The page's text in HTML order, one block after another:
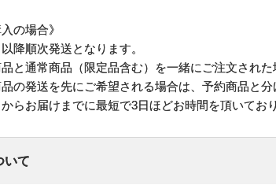
の場合》
以降順次発送となります。
品と通常商品（限定品含む）を一緒にご注文され
の発送を先にご希望される場合は、予約商品と分
からお届けまでに最短で3日ほどお時間を頂いてお
いて